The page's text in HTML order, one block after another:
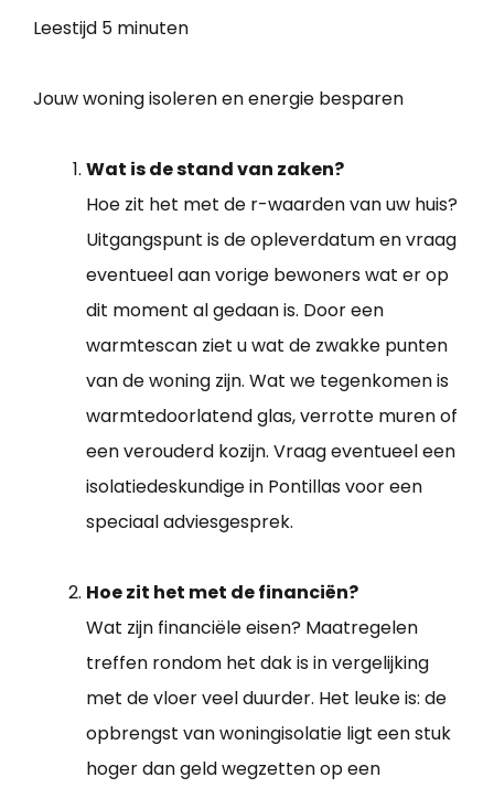
Leestijd 5 minuten
Jouw woning isoleren en energie besparen
Wat is de stand van zaken?
Hoe zit het met de r-waarden van uw huis?
Uitgangspunt is de opleverdatum en vraag
eventueel aan vorige bewoners wat er op
dit moment al gedaan is. Door een
warmtescan ziet u wat de zwakke punten
van de woning zijn. Wat we tegenkomen is
warmtedoorlatend glas, verrotte muren of
een verouderd kozijn. Vraag eventueel een
isolatiedeskundige in Pontillas voor een
speciaal adviesgesprek.
Hoe zit het met de financiën?
Wat zijn financiële eisen? Maatregelen
treffen rondom het dak is in vergelijking
met de vloer veel duurder. Het leuke is: de
opbrengst van woningisolatie ligt een stuk
hoger dan geld wegzetten op een